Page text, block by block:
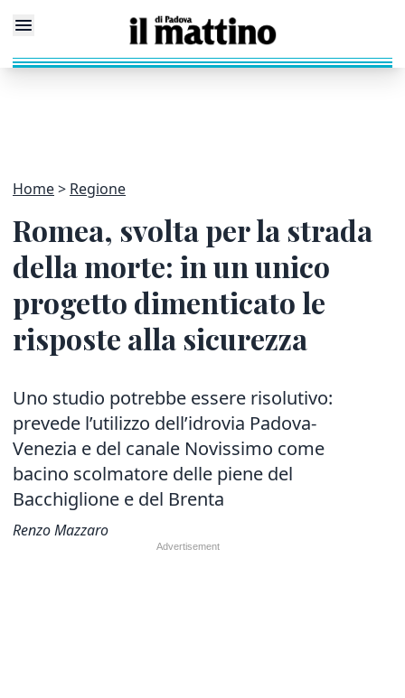
Home Regione
Romea, svolta per la strada
della morte: in un unico
progetto dimenticato le
risposte alla sicurezza
Uno studio potrebbe essere risolutivo:
prevede l’utilizzo dell’idrovia Padova-
Venezia e del canale Novissimo come
bacino scolmatore delle piene del
Bacchiglione e del Brenta
Renzo Mazzaro